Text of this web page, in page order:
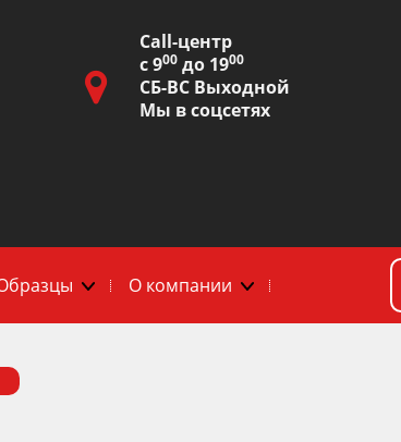
Сall-центр
с 900 до 1900
СБ-ВС Выходной
Мы в соцсетях
О компании